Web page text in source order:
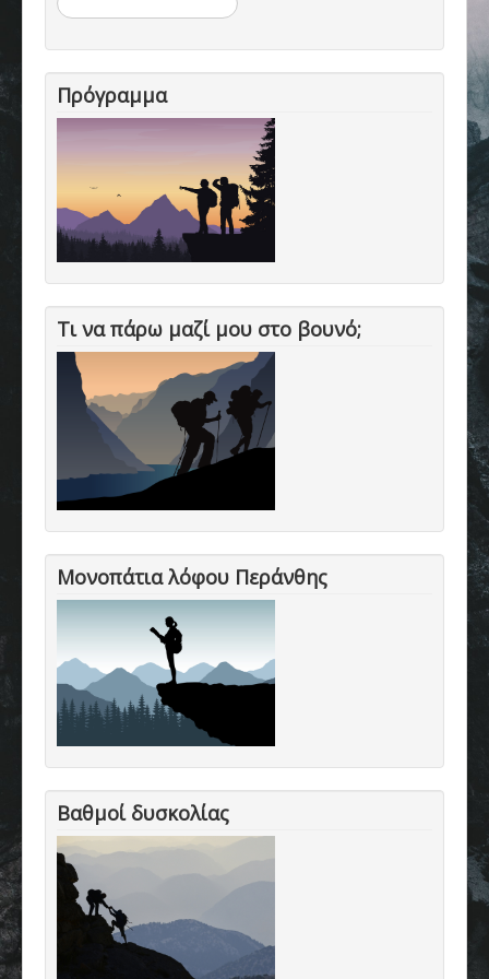
Επικοινωνία
Πρόγραμμα
Τι να πάρω μαζί μου στο βουνό;
Μονοπάτια λόφου Περάνθης
Βαθμοί δυσκολίας